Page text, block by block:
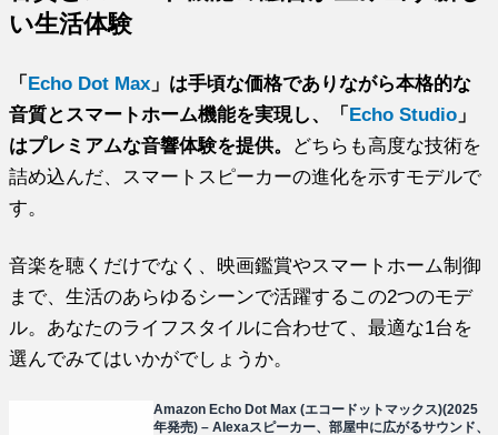
い生活体験
「 Echo Dot Max 」は手頃な価格でありながら本格的な
音質とスマートホーム機能を実現し、「 Echo Studio 」
はプレミアムな音響体験を提供。 どちらも高度な技術を
詰め込んだ、スマートスピーカーの進化を示すモデルで
す。
音楽を聴くだけでなく、映画鑑賞やスマートホーム制御
まで、生活のあらゆるシーンで活躍するこの2つのモデ
ル。あなたのライフスタイルに合わせて、最適な1台を
選んでみてはいかがでしょうか。
Amazon Echo Dot Max (エコードットマックス)(2025
年発売) – Alexaスピーカー、部屋中に広がるサウンド、